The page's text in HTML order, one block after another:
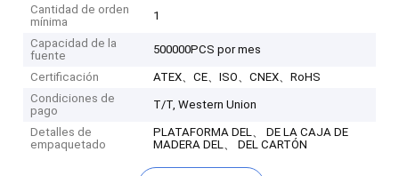
Cantidad de orden
mínima
1
Capacidad de la
fuente
500000PCS por mes
Certificación
ATEX、CE、ISO、CNEX、RoHS
Condiciones de
pago
T/T, Western Union
Detalles de
empaquetado
PLATAFORMA DEL、 DE LA CAJA DE
MADERA DEL、 DEL CARTÓN